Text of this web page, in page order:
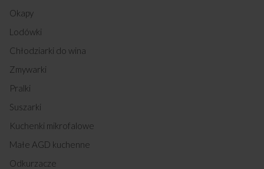
Okapy
Lodówki
Chłodziarki do wina
Zmywarki
Pralki
Suszarki
Kuchenki mikrofalowe
Małe AGD kuchenne
Odkurzacze